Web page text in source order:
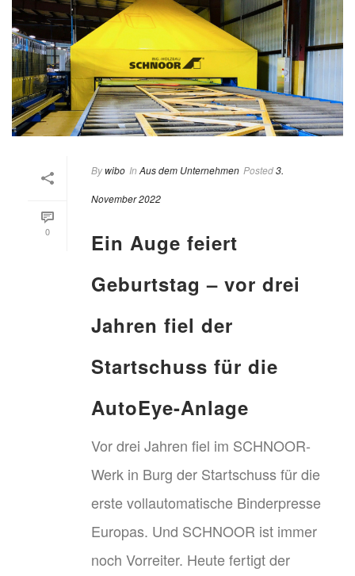
0
Bywibo In Aus dem Unternehmen Posted3.
November 2022
Ein Auge feiert
Geburtstag – vor drei
Jahren fiel der
Startschuss für die
AutoEye-Anlage
Vor drei Jahren fiel im SCHNOOR-
Werk in Burg der Startschuss für die
erste vollautomatische Binderpresse
Europas. Und SCHNOOR ist immer
noch Vorreiter. Heute fertigt der